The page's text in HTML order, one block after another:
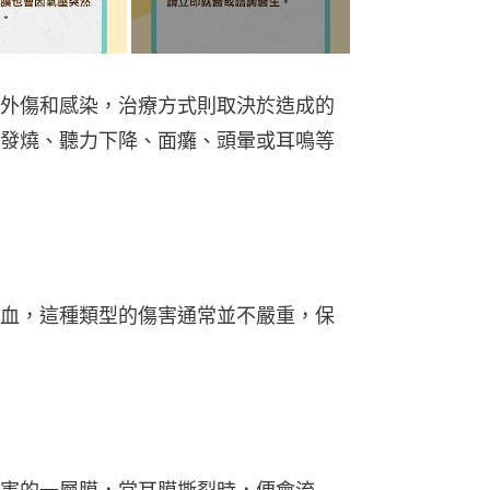
傷和感染，治療方式則取決於造成的
燒、聽力下降、面癱、頭暈或耳鳴等
，這種類型的傷害通常並不嚴重，保